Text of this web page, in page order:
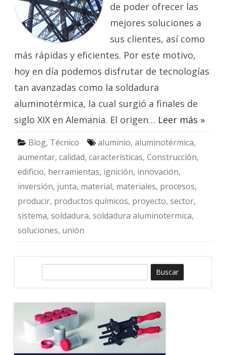
de poder ofrecer las
mejores soluciones a
sus clientes, así como
más rápidas y eficientes. Por este motivo,
hoy en día podemos disfrutar de tecnologías
tan avanzadas como la soldadura
aluminotérmica, la cual surgió a finales de
siglo XIX en Alemania. El origen… Leer más »
Blog, Técnico aluminio, aluminotérmica,
aumentar, calidad, características, Construcción,
edificio, herramientas, ignición, innovación,
inversión, junta, material, materiales, procesos,
producir, productos químicos, proyecto, sector,
sistema, soldadura, soldadura aluminotermica,
soluciones, unión